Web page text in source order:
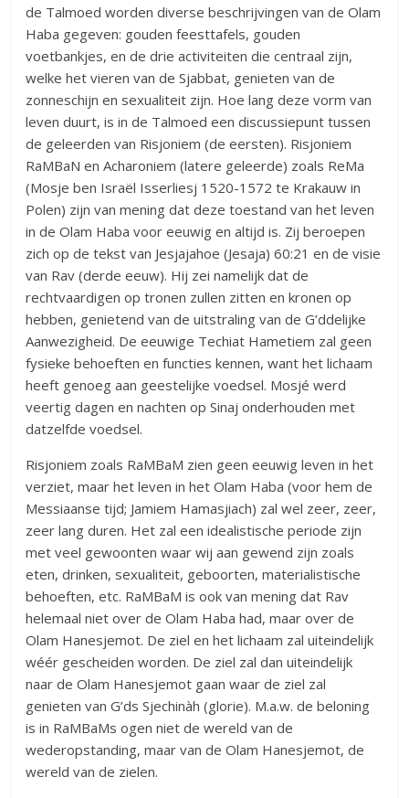
de Talmoed worden diverse beschrijvingen van de Olam
Haba gegeven: gouden feesttafels, gouden
voetbankjes, en de drie activiteiten die centraal zijn,
welke het vieren van de Sjabbat, genieten van de
zonneschijn en sexualiteit zijn. Hoe lang deze vorm van
leven duurt, is in de Talmoed een discussiepunt tussen
de geleerden van Risjoniem (de eersten). Risjoniem
RaMBaN en Acharoniem (latere geleerde) zoals ReMa
(Mosje ben Israël Isserliesj 1520-1572 te Krakauw in
Polen) zijn van mening dat deze toestand van het leven
in de Olam Haba voor eeuwig en altijd is. Zij beroepen
zich op de tekst van Jesjajahoe (Jesaja) 60:21 en de visie
van Rav (derde eeuw). Hij zei namelijk dat de
rechtvaardigen op tronen zullen zitten en kronen op
hebben, genietend van de uitstraling van de G’ddelijke
Aanwezigheid. De eeuwige Techiat Hametiem zal geen
fysieke behoeften en functies kennen, want het lichaam
heeft genoeg aan geestelijke voedsel. Mosjé werd
veertig dagen en nachten op Sinaj onderhouden met
datzelfde voedsel.
Risjoniem zoals RaMBaM zien geen eeuwig leven in het
verziet, maar het leven in het Olam Haba (voor hem de
Messiaanse tijd; Jamiem Hamasjiach) zal wel zeer, zeer,
zeer lang duren. Het zal een idealistische periode zijn
met veel gewoonten waar wij aan gewend zijn zoals
eten, drinken, sexualiteit, geboorten, materialistische
behoeften, etc. RaMBaM is ook van mening dat Rav
helemaal niet over de Olam Haba had, maar over de
Olam Hanesjemot. De ziel en het lichaam zal uiteindelijk
wéér gescheiden worden. De ziel zal dan uiteindelijk
naar de Olam Hanesjemot gaan waar de ziel zal
genieten van G’ds Sjechinàh (glorie). M.a.w. de beloning
is in RaMBaMs ogen niet de wereld van de
wederopstanding, maar van de Olam Hanesjemot, de
wereld van de zielen.